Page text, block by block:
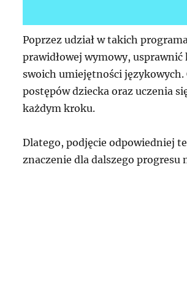
Poprzez udział w takich
prawidłowej wymowy,
swoich umiejętności
postępów dziecka oraz uczenia
każdym kroku.
Dlatego, podjęcie odpowiedniej
znaczenie dla dalszego